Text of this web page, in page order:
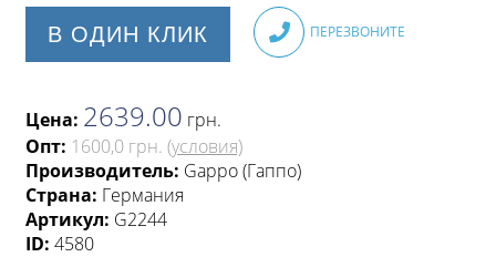
В ОДИН КЛИК ПЕРЕЗВОНИТЕ
Цена: 2639.00 грн.
Опт: 1600,0 грн. (условия)
Производитель: Gappo (Гаппо)
Страна: Германия
Артикул: G2244
ID: 4580